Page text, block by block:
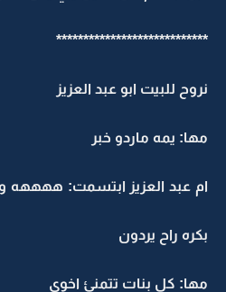
****************************
نروح للبيت ابو عبد العزيز
مها: يمه ماردو خبر
ام عبد العزيز ابتسمت: ههههه
بكره راح يردون
مها: كل بنات تتمنئ اخوي